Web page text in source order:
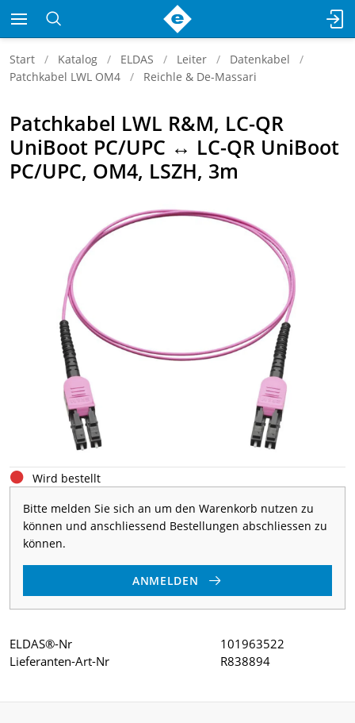
Start Katalog ELDAS Leiter
Datenkabel
Patchkabel LWL OM4
Reichle & De-Massari
Patchkabel LWL R&M, LC-QR
UniBoot PC/UPC ↔ LC-QR UniBoot
PC/UPC, OM4, LSZH, 3m
Wird bestellt
Bitte melden Sie sich an um den Warenkorb nutzen zu
können und anschliessend Bestellungen abschliessen zu
können.
ANMELDEN
ELDAS®-Nr
101963522
Lieferanten-Art-Nr
R838894